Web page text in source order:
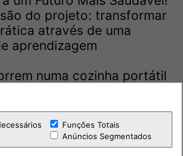
do projeto: transformar
através de uma
aprendizagem
numa cozinha portátil
atividades culinárias
disciplinas, como
e Educação Física.
Funções Totais
Anúncios Segmentados